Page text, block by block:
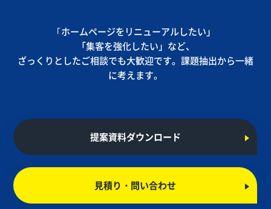
｢ホームページをリニューアルしたい」
「集客を強化したい」など、
ざっくりとしたご相談でも大歓迎です。課題抽出から一緒
に考えます。
提案資料ダウンロード
見積り・問い合わせ